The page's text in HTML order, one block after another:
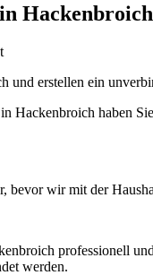
Hackenbroich
erstellen ein
Hackenbroich haben
bevor wir mit der
professionell
werden.